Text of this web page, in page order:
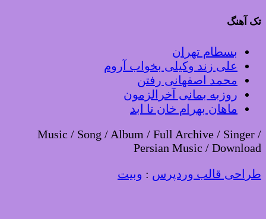
تک آهنگ
بسطام تهران
علی زند وکیلی بخواب آروم
محمد اصفهانی رفتن
روزبه بمانی آخرالزمون
ماهان بهرام خان تا ابد
Music / Song / Album / Full Archive / Singer /
Persian Music / Download
طراحی قالب وردپرس : وبیت